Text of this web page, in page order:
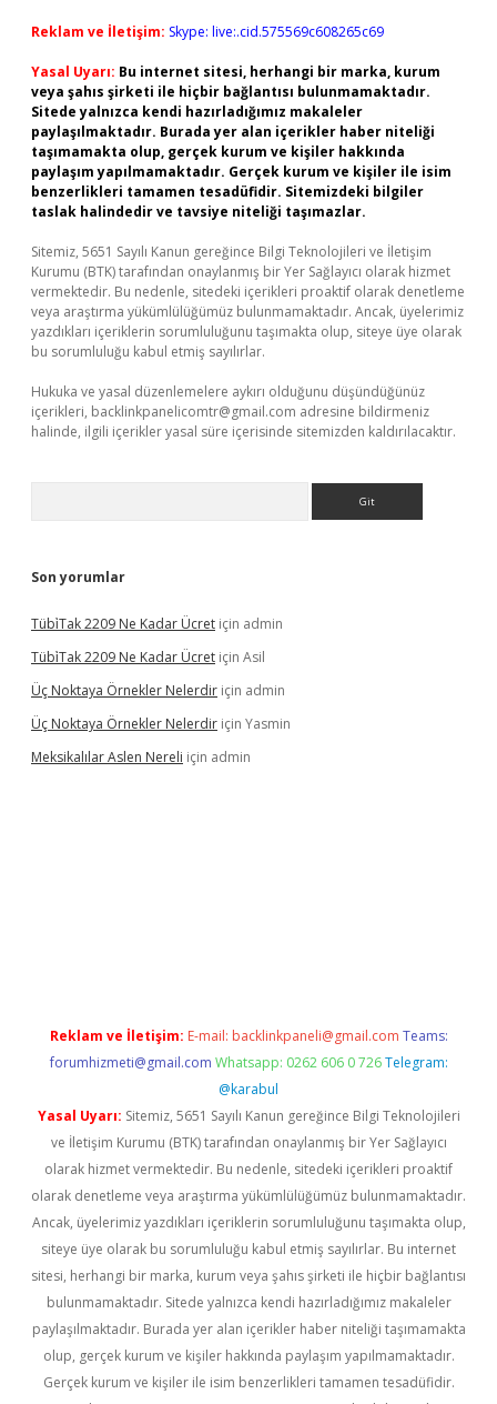
Reklam ve İletişim: Skype: live:.cid.575569c608265c69
Yasal Uyarı: Bu internet sitesi, herhangi bir marka, kurum
veya şahıs şirketi ile hiçbir bağlantısı bulunmamaktadır.
Sitede yalnızca kendi hazırladığımız makaleler
paylaşılmaktadır. Burada yer alan içerikler haber niteliği
taşımamakta olup, gerçek kurum ve kişiler hakkında
paylaşım yapılmamaktadır. Gerçek kurum ve kişiler ile isim
benzerlikleri tamamen tesadüfidir. Sitemizdeki bilgiler
taslak halindedir ve tavsiye niteliği taşımazlar.
Sitemiz, 5651 Sayılı Kanun gereğince Bilgi Teknolojileri ve İletişim
Kurumu (BTK) tarafından onaylanmış bir Yer Sağlayıcı olarak hizmet
vermektedir. Bu nedenle, sitedeki içerikleri proaktif olarak denetleme
veya araştırma yükümlülüğümüz bulunmamaktadır. Ancak, üyelerimiz
yazdıkları içeriklerin sorumluluğunu taşımakta olup, siteye üye olarak
bu sorumluluğu kabul etmiş sayılırlar.
Hukuka ve yasal düzenlemelere aykırı olduğunu düşündüğünüz
içerikleri, backlinkpanelicomtr@gmail.com adresine bildirmeniz
halinde, ilgili içerikler yasal süre içerisinde sitemizden kaldırılacaktır.
Son yorumlar
Tübi̇Tak 2209 Ne Kadar Ücret için admin
Tübi̇Tak 2209 Ne Kadar Ücret için Asil
Üç Noktaya Örnekler Nelerdir için admin
Üç Noktaya Örnekler Nelerdir için Yasmin
Meksikalılar Aslen Nereli için admin
Reklam ve İletişim: E-mail: backlinkpaneli@gmail.com Teams:
forumhizmeti@gmail.com Whatsapp: 0262 606 0 726 Telegram:
@karabul
Yasal Uyarı: Sitemiz, 5651 Sayılı Kanun gereğince Bilgi Teknolojileri
ve İletişim Kurumu (BTK) tarafından onaylanmış bir Yer Sağlayıcı
olarak hizmet vermektedir. Bu nedenle, sitedeki içerikleri proaktif
olarak denetleme veya araştırma yükümlülüğümüz bulunmamaktadır.
Ancak, üyelerimiz yazdıkları içeriklerin sorumluluğunu taşımakta olup,
siteye üye olarak bu sorumluluğu kabul etmiş sayılırlar. Bu internet
sitesi, herhangi bir marka, kurum veya şahıs şirketi ile hiçbir bağlantısı
bulunmamaktadır. Sitede yalnızca kendi hazırladığımız makaleler
paylaşılmaktadır. Burada yer alan içerikler haber niteliği taşımamakta
olup, gerçek kurum ve kişiler hakkında paylaşım yapılmamaktadır.
Gerçek kurum ve kişiler ile isim benzerlikleri tamamen tesadüfidir.